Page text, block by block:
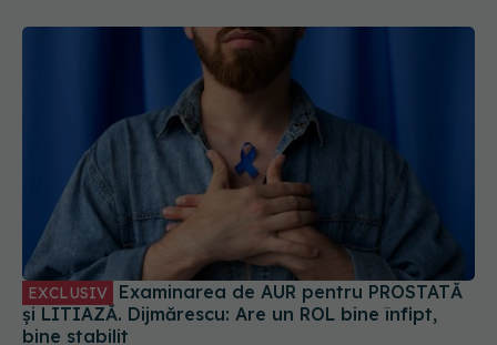
EXCLUSIV
și LITIAZĂ. Dijmărescu: Are un ROL bine înfipt,
bine stabilit